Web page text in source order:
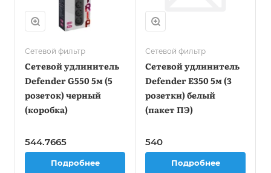
Сетевой фильтр
Сетевой удлинитель
Defender G550 5м (5
розеток) черный
(коробка)
544.7665
Подробнее
Сетевой фильтр
Сетевой удлинитель
Defender E350 5м (3
розетки) белый
(пакет ПЭ)
540
Подробнее